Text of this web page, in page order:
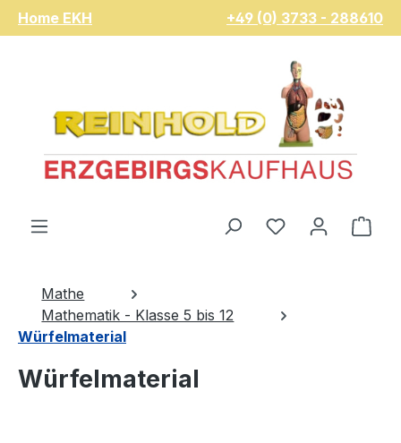
Zum Hauptinhalt springen
Home EKH +49 (0) 3733 - 288610
Du hast 0
Mathe
Mathematik - Klasse 5 bis 12
Würfelmaterial
Würfelmaterial